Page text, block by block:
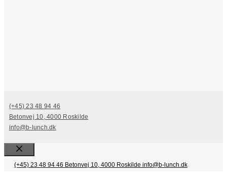
(+45) 23 48 94 46
Betonvej 10, 4000 Roskilde
info@b-lunch.dk
Luk
(+45) 23 48 94 46 Betonvej 10, 4000 Roskilde info@b-lunch.dk